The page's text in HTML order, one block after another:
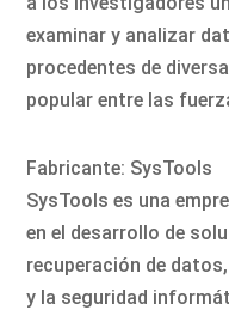
examinar y analizar
procedentes de
popular entre las
Fabricante: SysTools
SysTools es una
en el desarrollo de
recuperación de
y la seguridad